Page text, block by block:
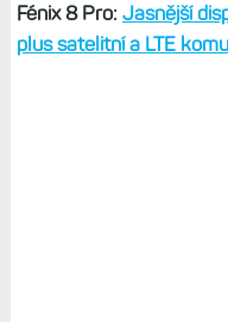
Fénix 8 Pro: Jasnější
plus satelitní a LTE